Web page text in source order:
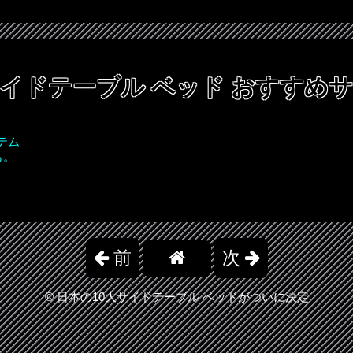
ドテーブル ベッド おすすめ
ム
前 次
©日本の10大サイドテーブル ベッドがついに決定